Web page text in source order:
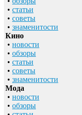
• статьи
• советы
• знаменитости
Кино
• новости
• обзоры
• статьи
• советы
• знаменитости
Мода
• новости
• обзоры